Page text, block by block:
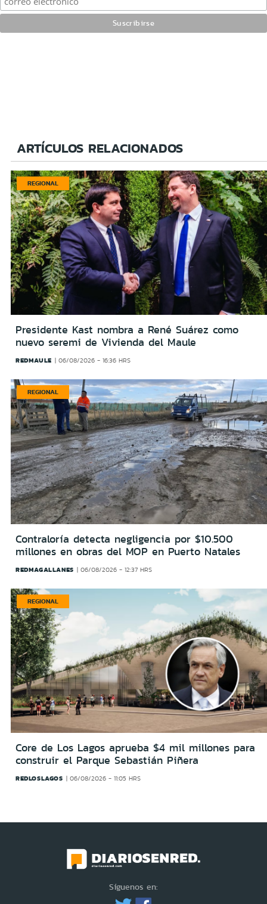
ARTÍCULOS RELACIONADOS
REGIONAL
Presidente Kast nombra a René Suárez como
nuevo seremi de Vivienda del Maule
REDMAULE 06/08/2026 - 16:36 HRS
REGIONAL
Contraloría detecta negligencia por $10.500
millones en obras del MOP en Puerto Natales
REDMAGALLANES 06/08/2026 - 12:37 HRS
REGIONAL
Core de Los Lagos aprueba $4 mil millones para
construir el Parque Sebastián Piñera
REDLOSLAGOS 06/08/2026 - 11:05 HRS
Síguenos en: